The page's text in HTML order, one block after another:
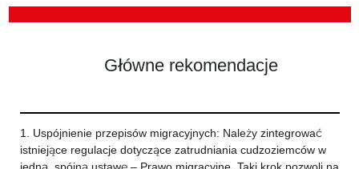
Główne rekomendacje
1. Uspójnienie przepisów migracyjnych: Należy zintegrować
istniejące regulacje dotyczące zatrudniania cudzoziemców w